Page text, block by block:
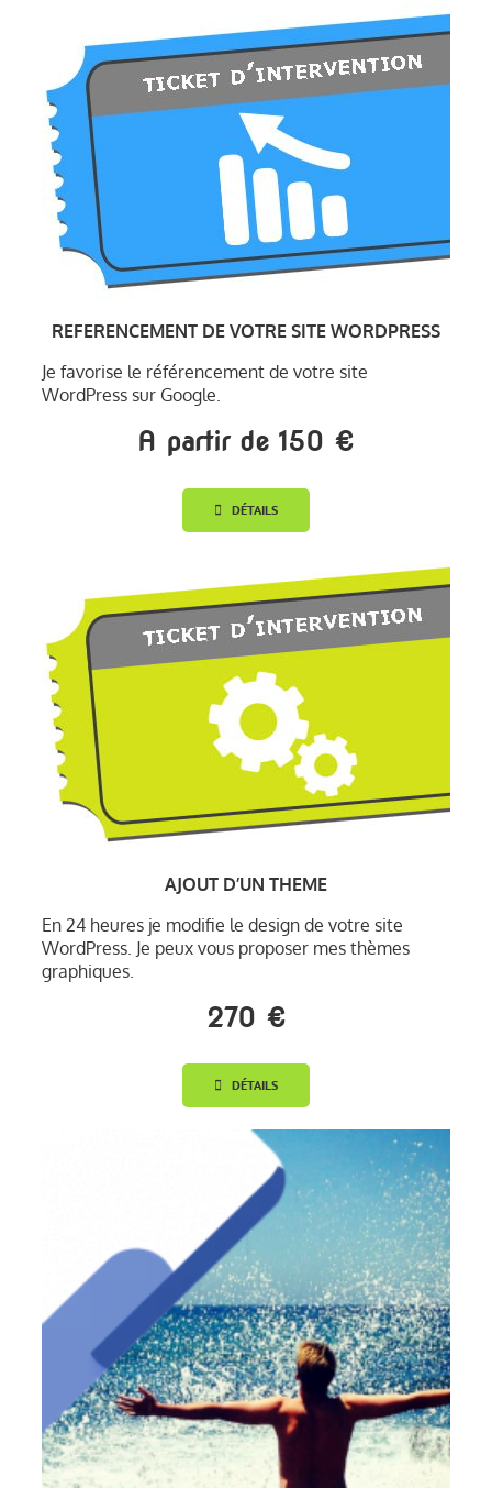
REFERENCEMENT DE VOTRE SITE WORDPRESS
Je favorise le référencement de votre site
WordPress sur Google.
A partir de 150 €
DÉTAILS
AJOUT D’UN THEME
En 24 heures je modifie le design de votre site
WordPress. Je peux vous proposer mes thèmes
graphiques.
270 €
DÉTAILS